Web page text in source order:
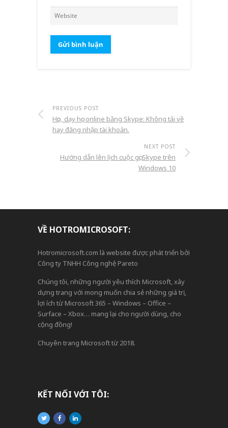
PREVIOUS POST
Họp, dạy học online bằng Skype: Không tải về
hay đăng nhập tài khoản.
NEXT POST
Hướng dẫn lên lịch cuộc gọi Skype trên
Windows 10
VỀ HOTROMICROSOFT:
Hotromicrosoft.com là website được phát triển bởi
Công ty TNHH Công nghệ Pareto
Chúng tôi, những người yêu thích Microsoft, xây
dựng trang với mong muốn chia sẻ những giá trị,
lợi ích từ Microsoft 365 – Windows – Office –
Surface – Xbox… mang lại cho người dùng, cho
cộng đồng!
Chuyên trang Microsoft từ 2018.
KẾT NỐI VỚI TÔI: